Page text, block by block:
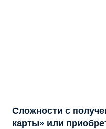
Сложности с
карты» или